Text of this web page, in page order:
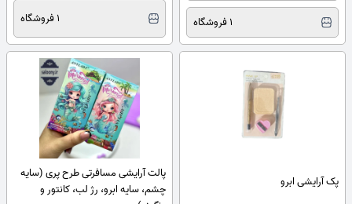
1 فروشگاه 1 فروشگاه
پک آرایشی ابرو
پالت آرایشی مسافرتی طرح پری (سایه
چشم، سایه ابرو، رژ لب، کانتور و